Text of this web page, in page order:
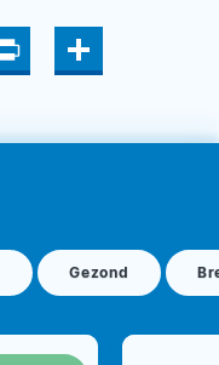
Print Deel
Gezond